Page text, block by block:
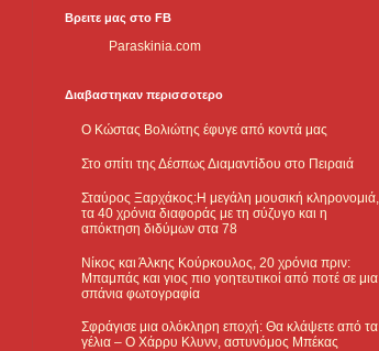
Βρειτε μας στο FB
Paraskinia.com
Διαβαστηκαν περισσοτερο
Ο Κώστας Βολιώτης έφυγε από κοντά μας
Στο σπίτι της Δέσπως Διαμαντίδου στο Πειραιά
Σταύρος Ξαρχάκος:Η μεγάλη μουσική κληρονομιά,
τα 40 χρόνια διαφοράς με τη σύζυγο και η
απόκτηση διδύμων στα 78
Νίκος και Άλκης Κούρκουλος, 20 χρόνια πριν:
Μπαμπάς και γιος πιο γοητευτικοί από ποτέ σε μια
σπάνια φωτογραφία
Σφράγισε μια ολόκληρη εποχή: Θα κλάψετε από τα
γέλια – Ο Χάρρυ Κλυνν, αστυνόμος Μπέκας